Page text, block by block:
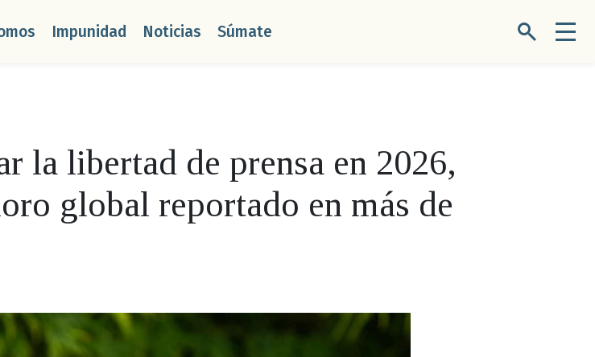
Impunidad Noticias Súmate
la libertad de prensa en 2026,
global reportado en más de